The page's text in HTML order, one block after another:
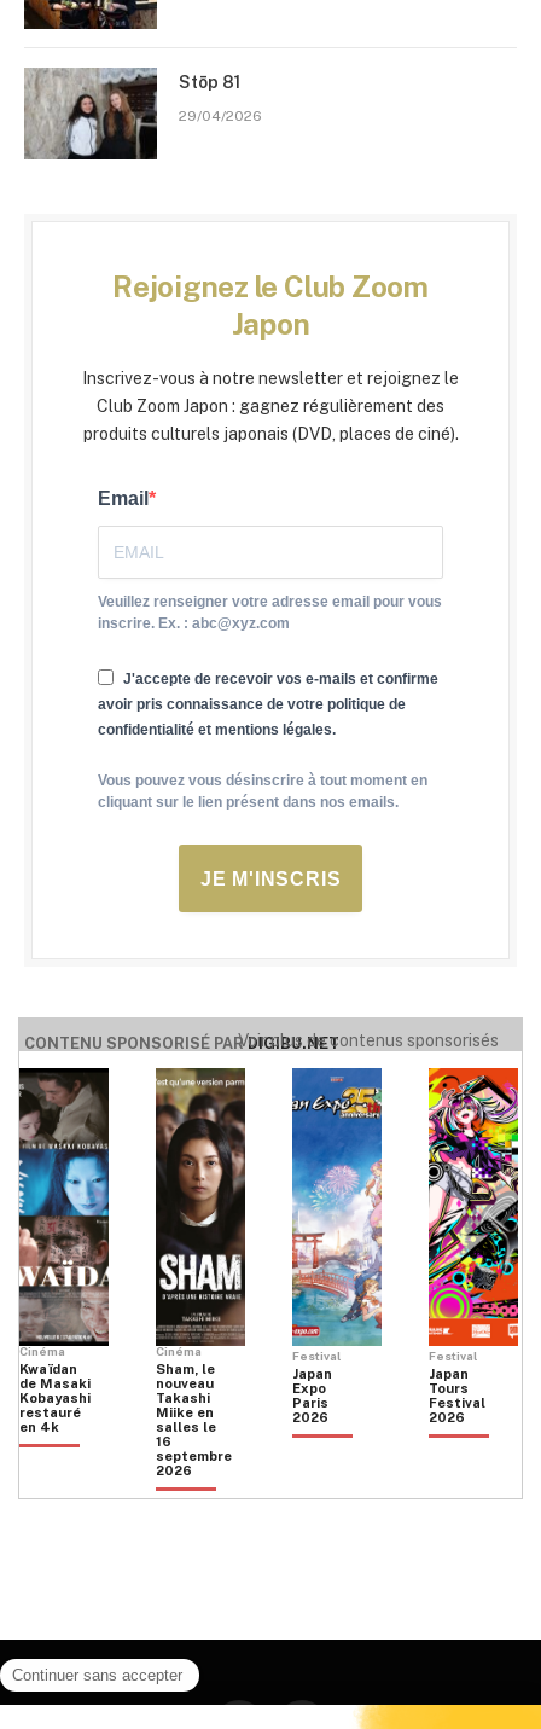
Stōp 81
29/04/2026
Rejoignez le Club Zoom
Japon
Inscrivez-vous à notre newsletter et rejoignez le
Club Zoom Japon : gagnez régulièrement des
produits culturels japonais (DVD, places de ciné).
Email
Veuillez renseigner votre adresse email pour vous
inscrire. Ex. : abc@xyz.com
J'accepte de recevoir vos e-mails et confirme
avoir pris connaissance de votre politique de
confidentialité et mentions légales.
Vous pouvez vous désinscrire à tout moment en
cliquant sur le lien présent dans nos emails.
JE M'INSCRIS
CONTENU SPONSORISÉ PARDIGIBU.NET
Voir plus de contenus sponsorisés
Cinéma
Kwaïdan
de Masaki
Kobayashi
restauré
en 4k
Cinéma
Sham, le
nouveau
Takashi
Miike en
salles le
16
septembre
2026
Festival
Japan
Expo
Paris
2026
Festival
Japan
Tours
Festival
2026